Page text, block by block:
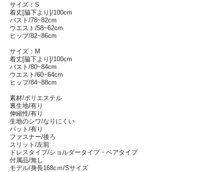
サイズ：S
着丈[脇下より]/100cm
バスト/78~82cm
ウエスト/58~62cm
ヒップ/82~86cm
サイズ：M
着丈[脇下より]/100cm
バスト/80~84cm
ウエスト/60~64cm
ヒップ/84~88cm
素材/ポリエステル
裏生地/有り
伸縮性/有り
生地のシワ/なりにくい
パット/有り
ファスナー/後ろ
スリット/左前
ドレスタイプ/ショルダータイプ・ベアタイプ
付属品/無し
モデル/身長168cｍ/Sサイズ